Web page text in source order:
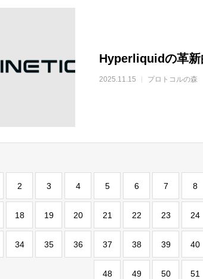
Hyperliquidの革新
2025.11.15 プロトコルの森
2 3 4 5 6 7 8
18 19 20 21 22 23 24
34 35 36 37 38 39 40
48 49 50 51